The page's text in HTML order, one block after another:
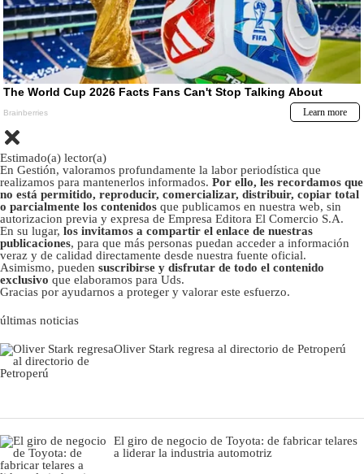
Estimado(a) lector(a)
En Gestión, valoramos profundamente la labor periodística que
realizamos para mantenerlos informados. Por ello, les recordamos que
no está permitido, reproducir, comercializar, distribuir, copiar total
o parcialmente los contenidos que publicamos en nuestra web, sin
autorizacion previa y expresa de Empresa Editora El Comercio S.A.
En su lugar, los invitamos a compartir el enlace de nuestras
publicaciones, para que más personas puedan acceder a información
veraz y de calidad directamente desde nuestra fuente oficial.
Asimismo, pueden suscribirse y disfrutar de todo el contenido
exclusivo que elaboramos para Uds.
Gracias por ayudarnos a proteger y valorar este esfuerzo.
últimas noticias
Oliver Stark regresa al directorio de Petroperú
El giro de negocio de Toyota: de fabricar telares
a liderar la industria automotriz